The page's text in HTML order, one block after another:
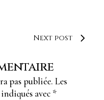
Next post
pas publiée. Les
avec *